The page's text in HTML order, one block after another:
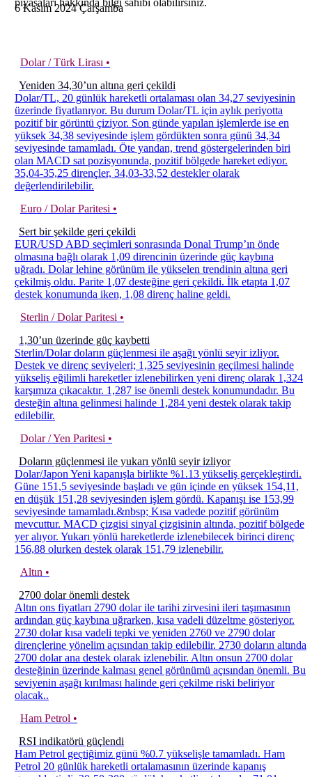
piyasaları hakkında bilgi sahibi olabilirsiniz.
6Kasım2024Çarşamba
Dolar / Türk Lirası •
Yeniden 34,30’un altına geri çekildi
Dolar/TL, 20 günlük hareketli ortalaması olan 34,27 seviyesinin
üzerinde fiyatlanıyor. Bu durum Dolar/TL için aylık periyotta
pozitif bir görüntü çiziyor. Son günde yapılan işlemlerde ise en
yüksek 34,38 seviyesinde işlem gördükten sonra günü 34,34
seviyesinde tamamladı. Öte yandan, trend göstergelerinden biri
olan MACD sat pozisyonunda, pozitif bölgede hareket ediyor.
35,04-35,25 dirençler, 34,03-33,52 destekler olarak
değerlendirilebilir.
Euro / Dolar Paritesi •
Sert bir şekilde geri çekildi
EUR/USD ABD seçimleri sonrasında Donal Trump’ın önde
olmasına bağlı olarak 1,09 direncinin üzerinde güç kaybına
uğradı. Dolar lehine görünüm ile yükselen trendinin altına geri
çekilmiş oldu. Parite 1,07 desteğine geri çekildi. İlk etapta 1,07
destek konumunda iken, 1,08 direnç haline geldi.
Sterlin / Dolar Paritesi •
1,30’un üzerinde güç kaybetti
Sterlin/Dolar doların güçlenmesi ile aşağı yönlü seyir izliyor.
Destek ve direnç seviyeleri; 1,325 seviyesinin geçilmesi halinde
yükseliş eğilimli hareketler izlenebilirken yeni direnç olarak 1,324
karşımıza çıkacaktır. 1,287 ise önemli destek konumundadır. Bu
desteğin altına gelinmesi halinde 1,284 yeni destek olarak takip
edilebilir.
Dolar / Yen Paritesi •
Doların güçlenmesi ile yukarı yönlü seyir izliyor
Dolar/Japon Yeni kapanışla birlikte %1.13 yükseliş gerçekleştirdi.
Güne 151,5 seviyesinde başladı ve gün içinde en yüksek 154,11,
en düşük 151,28 seviyesinden işlem gördü. Kapanışı ise 153,99
seviyesinde tamamladı.&nbsp; Kısa vadede pozitif görünüm
mevcuttur. MACD çizgisi sinyal çizgisinin altında, pozitif bölgede
yer alıyor. Yukarı yönlü hareketlerde izlenebilecek birinci direnç
156,88 olurken destek olarak 151,79 izlenebilir.
Altın •
2700 dolar önemli destek
Altın ons fiyatları 2790 dolar ile tarihi zirvesini ileri taşımasının
ardından güç kaybına uğrarken, kısa vadeli düzeltme gösteriyor.
2730 dolar kısa vadeli tepki ve yeniden 2760 ve 2790 dolar
dirençlerine yönelim açısından takip edilebilir. 2730 doların altında
2700 dolar ana destek olarak izlenebilir. Altın onsun 2700 dolar
desteğinin üzerinde kalması genel görünümü açısından önemli. Bu
seviyenin aşağı kırılması halinde geri çekilme riski beliriyor
olacak..
Ham Petrol •
RSI indikatörü güçlendi
Ham Petrol geçtiğimiz günü %0.7 yükselişle tamamladı. Ham
Petrol 20 günlük hareketli ortalamasının üzerinde kapanış